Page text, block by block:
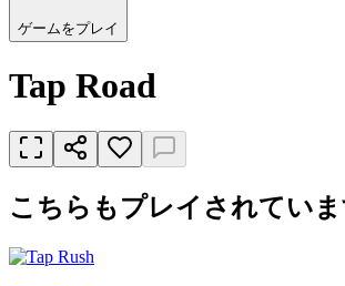
ゲームをプレイ
Tap Road
こちらもプレイされてい